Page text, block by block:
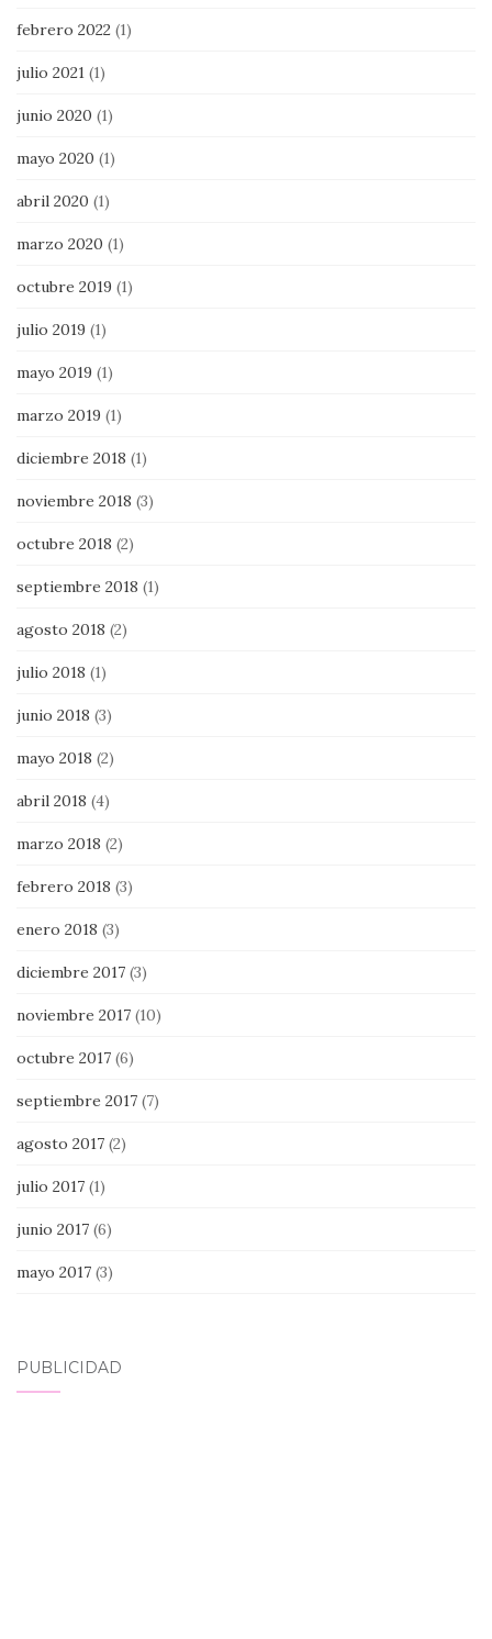
febrero 2022 (1)
julio 2021 (1)
junio 2020 (1)
mayo 2020 (1)
abril 2020 (1)
marzo 2020 (1)
octubre 2019 (1)
julio 2019 (1)
mayo 2019 (1)
marzo 2019 (1)
diciembre 2018 (1)
noviembre 2018 (3)
octubre 2018 (2)
septiembre 2018 (1)
agosto 2018 (2)
julio 2018 (1)
junio 2018 (3)
mayo 2018 (2)
abril 2018 (4)
marzo 2018 (2)
febrero 2018 (3)
enero 2018 (3)
diciembre 2017 (3)
noviembre 2017 (10)
octubre 2017 (6)
septiembre 2017 (7)
agosto 2017 (2)
julio 2017 (1)
junio 2017 (6)
mayo 2017 (3)
PUBLICIDAD